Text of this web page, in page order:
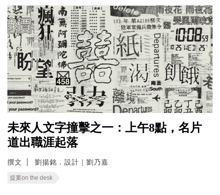
未來人文字撞擊之一：上午8點，名片
道出職涯起落
撰文 劉揚銘．設計｜劉乃嘉
提案on the desk